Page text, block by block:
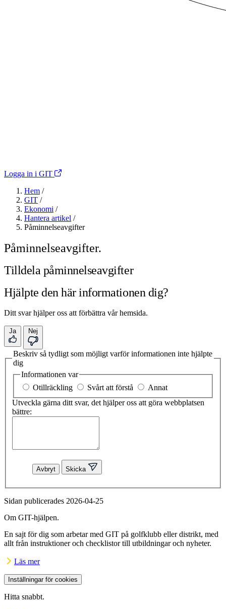
Logga in i GIT
Hem /
GIT /
Ekonomi /
Hantera artikel /
Påminnelseavgifter
Påminnelseavgifter.
Tilldela påminnelseavgifter
Hjälpte den här informationen dig?
Ditt svar hjälper oss att förbättra vår hemsida.
Ja Nej
Beskriv så tydligt som möjligt varför informationen inte hjälpte
dig
Informationen var
Otillräckling
Svårt att förstå
Annat
Utveckla gärna ditt svar, det hjälper oss att göra webbplatsen
bättre:
Avbryt Skicka
Sidan publicerades 2026-04-25
Om GIT-hjälpen.
En sajt för dig som arbetar med GIT på golfklubb eller distrikt, med
allt från instruktioner och checklistor till utbildningar och nyheter.
Läs mer
Inställningar för cookies
Hitta snabbt.